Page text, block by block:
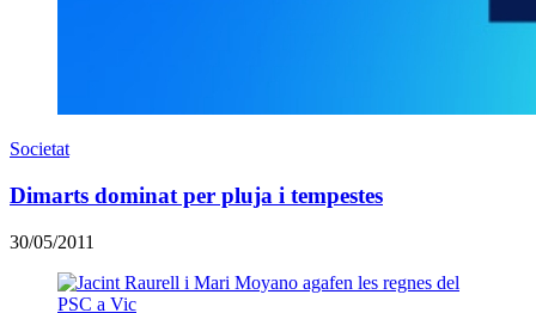
Societat
Dimarts dominat per pluja i tempestes
30/05/2011